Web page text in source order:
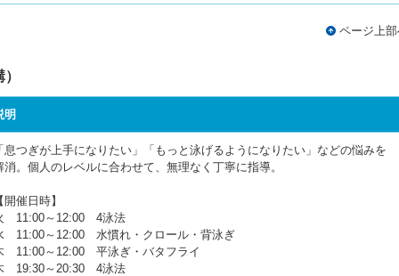
ページ上部
明
息つぎが上手になりたい」「もっと泳げるようになりたい」などの悩みを
消。個人のレベルに合わせて、無理なく丁寧に指導。
開催日時】
11:00～12:00 4泳法
11:00～12:00 水慣れ・クロール・背泳ぎ
11:00～12:00 平泳ぎ・バタフライ
19:30～20:30 4泳法